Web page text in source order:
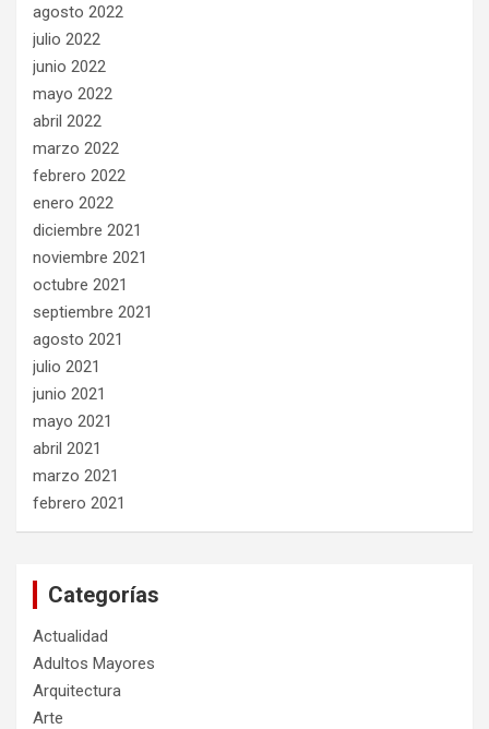
agosto 2022
julio 2022
junio 2022
mayo 2022
abril 2022
marzo 2022
febrero 2022
enero 2022
diciembre 2021
noviembre 2021
octubre 2021
septiembre 2021
agosto 2021
julio 2021
junio 2021
mayo 2021
abril 2021
marzo 2021
febrero 2021
Categorías
Actualidad
Adultos Mayores
Arquitectura
Arte